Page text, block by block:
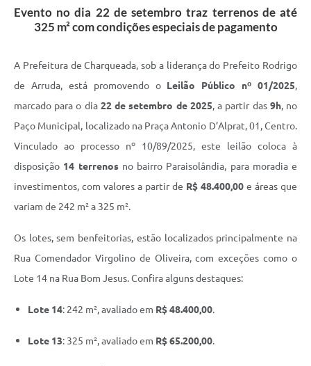
Evento no dia 22 de setembro traz terrenos de até
325 m² com condições especiais de pagamento
A Prefeitura de Charqueada, sob a liderança do Prefeito Rodrigo
de Arruda, está promovendo o Leilão Público nº 01/2025,
marcado para o dia 22 de setembro de 2025, a partir das 9h, no
Paço Municipal, localizado na Praça Antonio D’Alprat, 01, Centro.
Vinculado ao processo nº 10/89/2025, este leilão coloca à
disposição 14 terrenosno bairro Paraisolândia, para moradia e
investimentos, com valores a partir de R$ 48.400,00 e áreas que
variam de 242 m² a 325 m².
Os lotes, sem benfeitorias, estão localizados principalmente na
Rua Comendador Virgolino de Oliveira, com exceções como o
Lote 14 na Rua Bom Jesus. Confira alguns destaques:
Lote 14: 242 m², avaliado em R$ 48.400,00.
Lote 13: 325 m², avaliado em R$ 65.200,00.